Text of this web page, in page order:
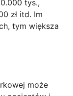
tys.,
zł itd. Im
tym większa
może